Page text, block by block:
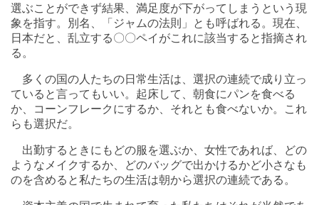
選ぶことができず結果、満足度が下がってしまうという現
象を指す。別名、「ジャムの法則」とも呼ばれる。現在、
日本だと、乱立する〇〇ペイがこれに該当すると指摘され
る。
多くの国の人たちの日常生活は、選択の連続で成り立っ
ていると言ってもいい。起床して、朝食にパンを食べる
か、コーンフレークにするか、それとも食べないか。これ
らも選択だ。
出勤するときにもどの服を選ぶか、女性であれば、どの
ようなメイクするか、どのバッグで出かけるかど小さなも
のを含めると私たちの生活は朝から選択の連続である。